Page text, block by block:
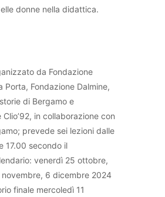
donne nella didattica.
da Fondazione
Porta, Fondazione Dalmine,
di Bergamo e
Clio’92, in collaborazione con
prevede sei lezioni dalle
17.00 secondo il
venerdì 25 ottobre,
novembre, 6 dicembre 2024
finale mercoledì 11